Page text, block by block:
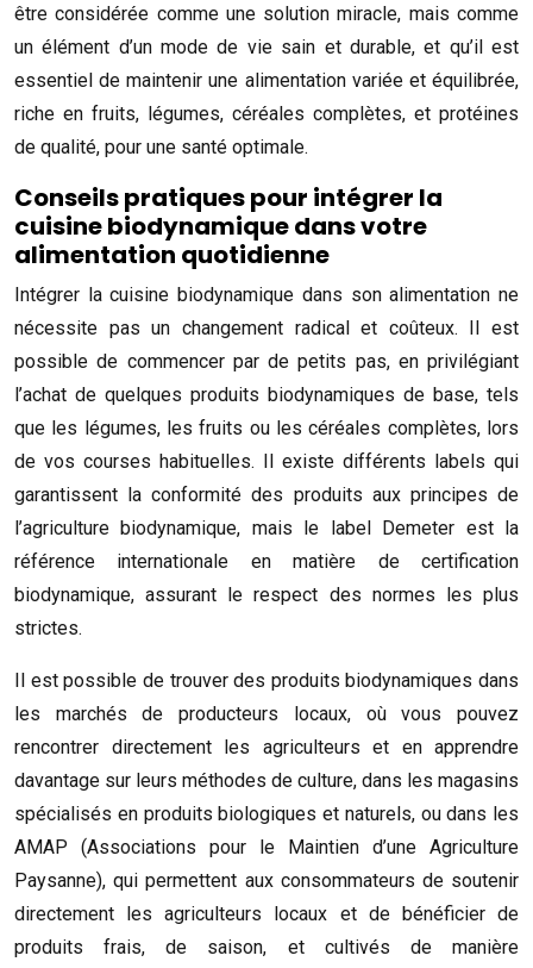
être considérée comme une solution miracle, mais comme
un élément d’un mode de vie sain et durable, et qu’il est
essentiel de maintenir une alimentation variée et équilibrée,
riche en fruits, légumes, céréales complètes, et protéines
de qualité, pour une santé optimale.
Conseils pratiques pour intégrer la
cuisine biodynamique dans votre
alimentation quotidienne
Intégrer la cuisine biodynamique dans son alimentation ne
nécessite pas un changement radical et coûteux. Il est
possible de commencer par de petits pas, en privilégiant
l’achat de quelques produits biodynamiques de base, tels
que les légumes, les fruits ou les céréales complètes, lors
de vos courses habituelles. Il existe différents labels qui
garantissent la conformité des produits aux principes de
l’agriculture biodynamique, mais le label Demeter est la
référence internationale en matière de certification
biodynamique, assurant le respect des normes les plus
strictes.
Il est possible de trouver des produits biodynamiques dans
les marchés de producteurs locaux, où vous pouvez
rencontrer directement les agriculteurs et en apprendre
davantage sur leurs méthodes de culture, dans les magasins
spécialisés en produits biologiques et naturels, ou dans les
AMAP (Associations pour le Maintien d’une Agriculture
Paysanne), qui permettent aux consommateurs de soutenir
directement les agriculteurs locaux et de bénéficier de
produits frais, de saison, et cultivés de manière